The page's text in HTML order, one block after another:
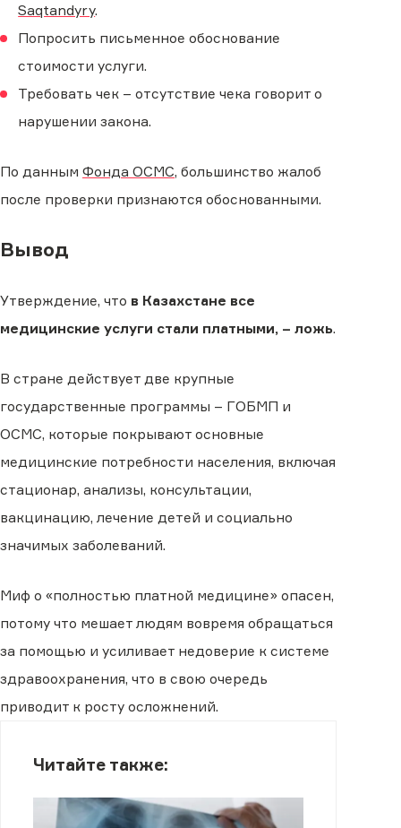
Saqtandyry.
Попросить письменное обоснование
стоимости услуги.
Требовать чек – отсутствие чека говорит о
нарушении закона.
По данным Фонда ОСМС, большинство жалоб
после проверки признаются обоснованными.
Вывод
Утверждение, что в Казахстане все
медицинские услуги стали платными, – ложь.
В стране действует две крупные
государственные программы – ГОБМП и
ОСМС, которые покрывают основные
медицинские потребности населения, включая
стационар, анализы, консультации,
вакцинацию, лечение детей и социально
значимых заболеваний.
Миф о «полностью платной медицине» опасен,
потому что мешает людям вовремя обращаться
за помощью и усиливает недоверие к системе
здравоохранения, что в свою очередь
приводит к росту осложнений.
Читайте также: